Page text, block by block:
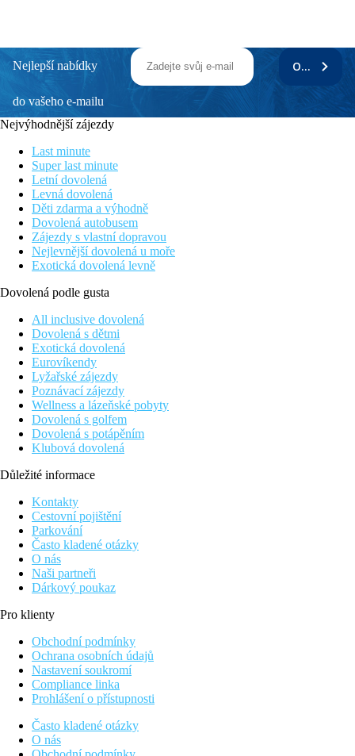
Nejlepší nabídky
do vašeho e-mailu
ODEBÍRAT
Nejvýhodnější zájezdy
Last minute
Super last minute
Letní dovolená
Levná dovolená
Děti zdarma a výhodně
Dovolená autobusem
Zájezdy s vlastní dopravou
Nejlevnější dovolená u moře
Exotická dovolená levně
Dovolená podle gusta
All inclusive dovolená
Dovolená s dětmi
Exotická dovolená
Eurovíkendy
Lyžařské zájezdy
Poznávací zájezdy
Wellness a lázeňské pobyty
Dovolená s golfem
Dovolená s potápěním
Klubová dovolená
Důležité informace
Kontakty
Cestovní pojištění
Parkování
Často kladené otázky
O nás
Naši partneři
Dárkový poukaz
Pro klienty
Obchodní podmínky
Ochrana osobních údajů
Nastavení soukromí
Compliance linka
Prohlášení o přístupnosti
Často kladené otázky
O nás